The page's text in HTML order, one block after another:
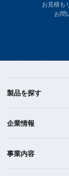
お見積も
お問
製品を探す
企業情報
事業内容